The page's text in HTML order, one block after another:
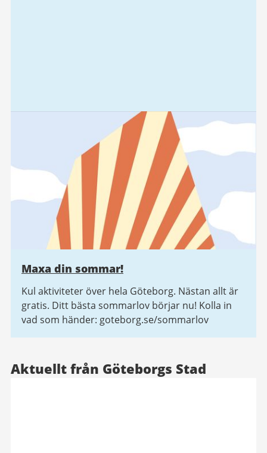
Maxa din sommar!
Kul aktiviteter över hela Göteborg. Nästan allt är
gratis. Ditt bästa sommarlov börjar nu! Kolla in
vad som händer: goteborg.se/sommarlov
Aktuellt från Göteborgs Stad